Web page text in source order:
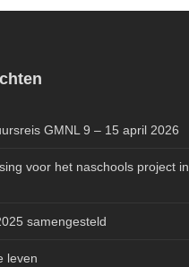
GMNL 9 – 15 april 2026
voor het naschools project in
samengesteld
leven